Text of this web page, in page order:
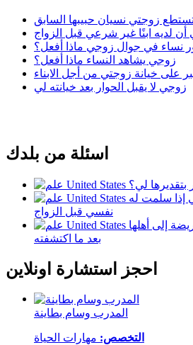
تستطع زوجتي نسيان حبيبها السابق
لديه ابنًا غير شرعي قبل الزواج
نساء في جوال زوجي ماذا أفعل؟
زوجي يشاهد النساء ماذا أفعل؟
على خيانة زوجتي من أجل الابناء
زوجي لا يقبل الحوار بعد خيانته لي
اسئلة من بلدك
بتقديرها لي؟
إذا سلمت له
نفسي قبل الزواج
إلى أهلها
بعد ما اكتشفته
احجز استشارة اونلاين
المدرب وسام بطاينة
التخصص: مهارات الحياة